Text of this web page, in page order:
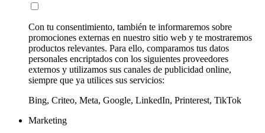
Con tu consentimiento, también te informaremos sobre
promociones externas en nuestro sitio web y te mostraremos
productos relevantes. Para ello, comparamos tus datos
personales encriptados con los siguientes proveedores
externos y utilizamos sus canales de publicidad online,
siempre que ya utilices sus servicios:
Bing, Criteo, Meta, Google, LinkedIn, Printerest, TikTok
Marketing